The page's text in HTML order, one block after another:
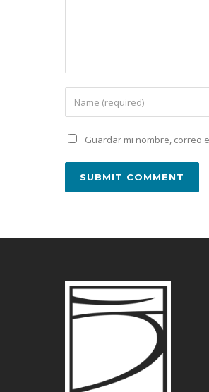
Guardar mi nombre, correo